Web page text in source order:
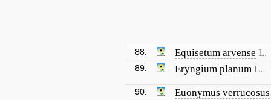
88. Equisetum arvense L.
89. Eryngium planum L.
90. Euonymus verrucosus